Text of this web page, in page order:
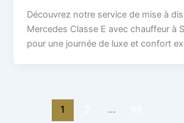
Découvrez notre service de mise à
Mercedes Classe E avec chauffeur à
pour une journée de luxe et confort
1 …